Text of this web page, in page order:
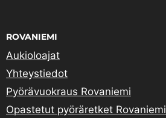
ROVANIEMI
Aukioloajat
Yhteystiedot
Pyörävuokraus Rovaniemi
Opastetut pyöräretket Rovaniemi